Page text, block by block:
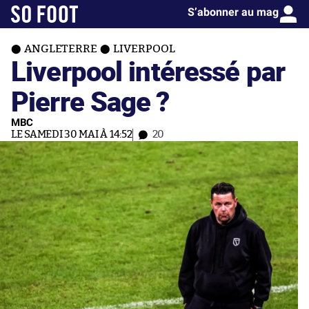
S’abonner au mag
ANGLETERRE LIVERPOOL
Liverpool intéressé par
Pierre Sage ?
MBC
LE SAMEDI 30 MAI À 14:52 20